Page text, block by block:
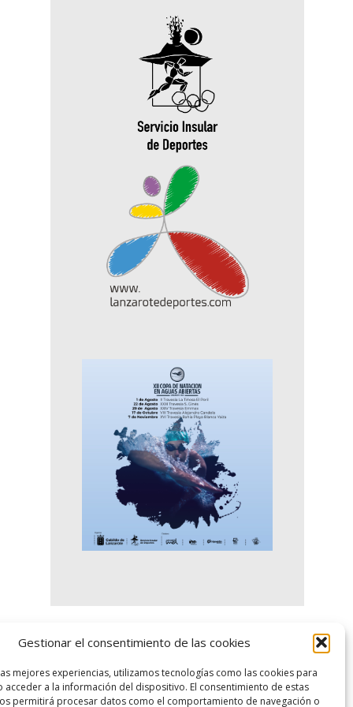
Gestionar el consentimiento de las cookies
mejores experiencias, utilizamos tecnologías como las cookies para
acceder a la información del dispositivo. El consentimiento de estas
permitirá procesar datos como el comportamiento de navegación o
logo SID